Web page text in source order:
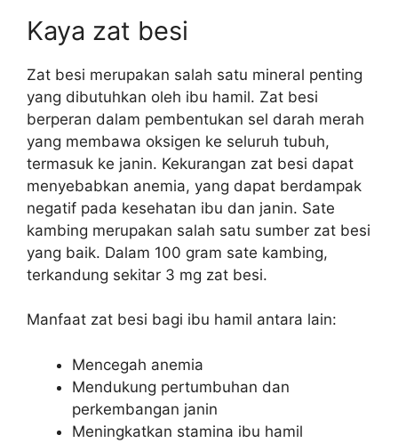
Kaya zat besi
Zat besi merupakan salah satu mineral penting
yang dibutuhkan oleh ibu hamil. Zat besi
berperan dalam pembentukan sel darah merah
yang membawa oksigen ke seluruh tubuh,
termasuk ke janin. Kekurangan zat besi dapat
menyebabkan anemia, yang dapat berdampak
negatif pada kesehatan ibu dan janin. Sate
kambing merupakan salah satu sumber zat besi
yang baik. Dalam 100 gram sate kambing,
terkandung sekitar 3 mg zat besi.
Manfaat zat besi bagi ibu hamil antara lain:
Mencegah anemia
Mendukung pertumbuhan dan
perkembangan janin
Meningkatkan stamina ibu hamil